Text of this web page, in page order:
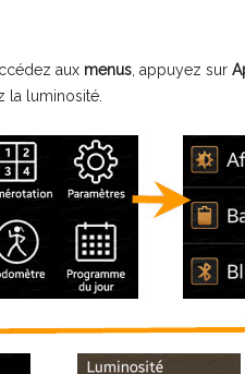
aux menus, appuyez sur
la luminosité.